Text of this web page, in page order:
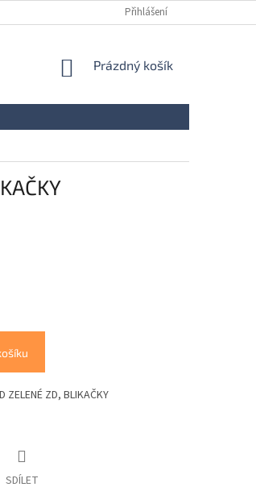
Přihlášení
NÁKUPNÍ
Prázdný košík
ZELENÉ ZD, BLIKAČKY
SDÍLET